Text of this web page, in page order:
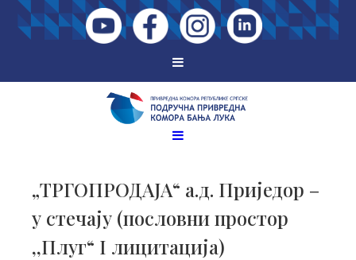
„ТРГОПРОДАЈА“ а.д. Приједор –
у стечају (пословни простор
,,Плуг“ I лицитација)